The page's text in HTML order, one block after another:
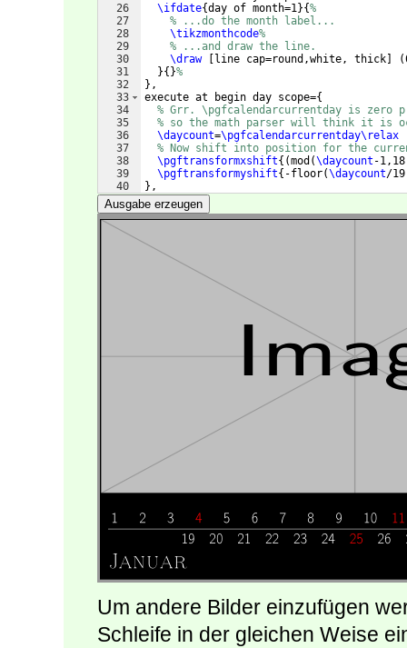
26
27
28
29
30
31
32
33
34
35
36
37
38
39
40
41
\ifdate{day of month=1}{%
% ...do the month label...
\tikzmonthcode%
% ...and draw the line.
\draw
line cap=round,white, thick (
}{ }%
} ,
execute at begin day scope={
% Grr. \pgfcalendarcurrentday is zero
% so the math parser will think it is
\daycount=\pgfcalendarcurrentday\relax
% Now shift into position for the
\pgftransformxshift{(mod (\daycount -1,18
\pgftransformyshift{ -floor(\daycount/19
} ,
every month/.style=
Ausgabe erzeugen
Um andere Bilder einzufügen
Schleife in der gleichen Weise